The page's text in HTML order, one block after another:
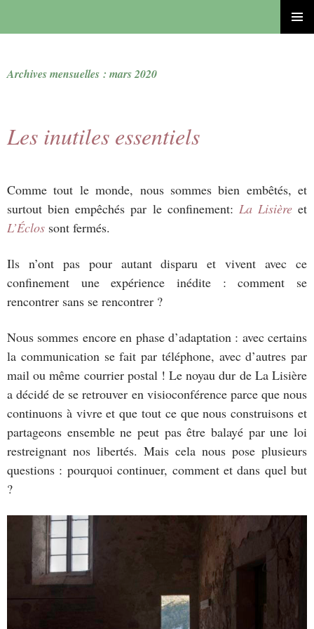
Archives mensuelles : mars 2020
Les inutiles essentiels
Comme tout le monde, nous sommes bien embêtés, et
surtout bien empêchés par le confinement: La Lisièreet
L’Éclos sont fermés.
Ils n’ont pas pour autant disparu et vivent avec ce
confinement une expérience inédite : comment se
rencontrer sans se rencontrer ?
Nous sommes encore en phase d’adaptation : avec certains
la communication se fait par téléphone, avec d’autres par
mail ou même courrier postal ! Le noyau dur de La Lisière
a décidé de se retrouver en visioconférence parce que nous
continuons à vivre et que tout ce que nous construisons et
partageons ensemble ne peut pas être balayé par une loi
restreignant nos libertés. Mais cela nous pose plusieurs
questions : pourquoi continuer, comment et dans quel but
?